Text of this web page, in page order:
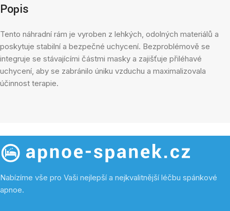
Popis
Tento náhradní rám je vyroben z lehkých, odolných materiálů a
poskytuje stabilní a bezpečné uchycení. Bezproblémově se
integruje se stávajícími částmi masky a zajišťuje přiléhavé
uchycení, aby se zabránilo úniku vzduchu a maximalizovala
účinnost terapie.
Nabízíme vše pro Vaši nejlepší a nejkvalitnější léčbu spánkové
apnoe.